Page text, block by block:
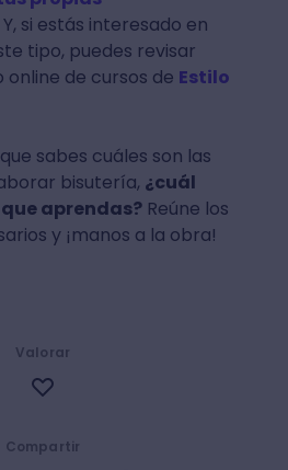
Y, si estás interesado en
tipo, puedes revisar
de cursos de Estilo
sabes cuáles son las
bisutería, ¿cuál
aprendas?Reúne los
y ¡manos a la obra!
Compartir
Valorar